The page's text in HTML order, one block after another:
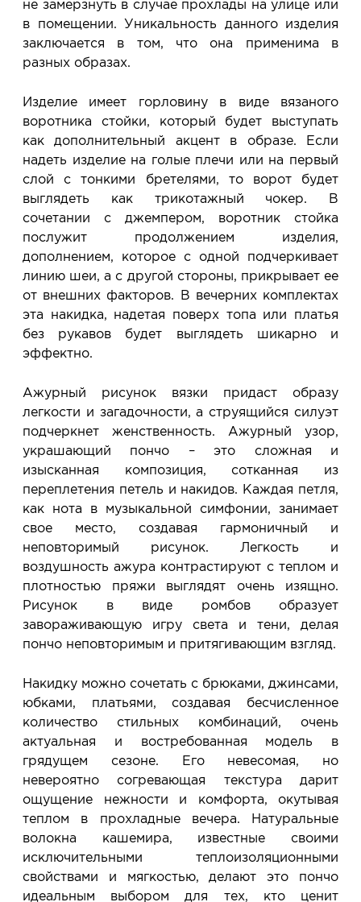
не замерзнуть в случае прохлады на улице или
в помещении. Уникальность данного изделия
заключается в том, что она применима в
разных образах.
Изделие имеет горловину в виде вязаного
воротника стойки, который будет выступать
как дополнительный акцент в образе. Если
надеть изделие на голые плечи или на первый
слой с тонкими бретелями, то ворот будет
выглядеть как трикотажный чокер. В
сочетании с джемпером, воротник стойка
послужит продолжением изделия,
дополнением, которое с одной подчеркивает
линию шеи, а с другой стороны, прикрывает ее
от внешних факторов. В вечерних комплектах
эта накидка, надетая поверх топа или платья
без рукавов будет выглядеть шикарно и
эффектно.
Ажурный рисунок вязки придаст образу
легкости и загадочности, а струящийся силуэт
подчеркнет женственность. Ажурный узор,
украшающий пончо – это сложная и
изысканная композиция, сотканная из
переплетения петель и накидов. Каждая петля,
как нота в музыкальной симфонии, занимает
свое место, создавая гармоничный и
неповторимый рисунок. Легкость и
воздушность ажура контрастируют с теплом и
плотностью пряжи выглядят очень изящно.
Рисунок в виде ромбов образует
завораживающую игру света и тени, делая
пончо неповторимым и притягивающим взгляд.
Накидку можно сочетать с брюками, джинсами,
юбками, платьями, создавая бесчисленное
количество стильных комбинаций, очень
актуальная и востребованная модель в
грядущем сезоне. Его невесомая, но
невероятно согревающая текстура дарит
ощущение нежности и комфорта, окутывая
теплом в прохладные вечера. Натуральные
волокна кашемира, известные своими
исключительными теплоизоляционными
свойствами и мягкостью, делают это пончо
идеальным выбором для тех, кто ценит